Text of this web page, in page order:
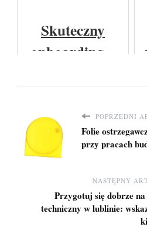
polanicy
zdroju?
Skuteczny
onboarding –
pracownika, by
szybko stał się
częścią zespołu?
POPRZEDNI
Folie
przy pracach
NASTĘPNY
Przygotuj się dobrze
techniczny w lublinie: